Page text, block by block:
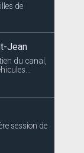
de
Jean
du canal,
session de